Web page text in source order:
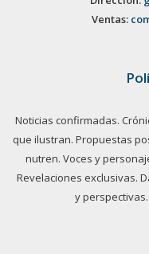
Ventas:
Noticias confirmadas.
que ilustran. Propuestas
nutren. Voces y
Revelaciones exclusivas.
y